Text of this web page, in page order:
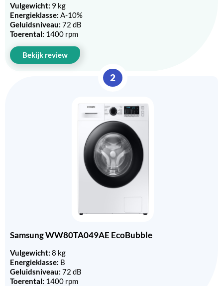
Vulgewicht: 9 kg
Energieklasse: A-10%
Geluidsniveau: 72 dB
Toerental: 1400 rpm
Bekijk review
2
Samsung WW80TA049AE EcoBubble
Vulgewicht: 8 kg
Energieklasse: B
Geluidsniveau: 72 dB
Toerental: 1400 rpm